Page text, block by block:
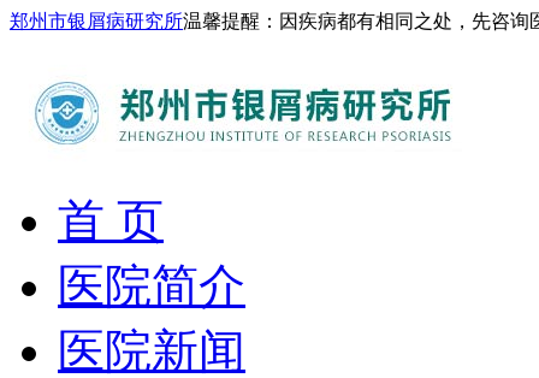
郑州市银屑病研究所温馨提醒：因疾病都有相同之处，先咨
首 页
医院简介
医院新闻